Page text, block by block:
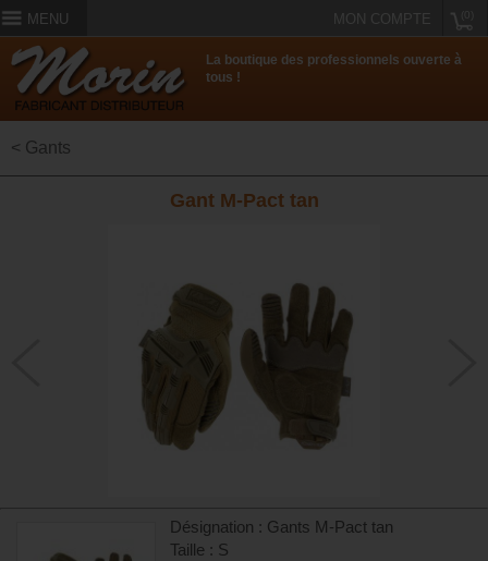
MENU MON COMPTE
La boutique des professionnels ouverte à
tous !
< Gants
Gant M-Pact tan
Désignation : Gants M-Pact tan
Taille : S